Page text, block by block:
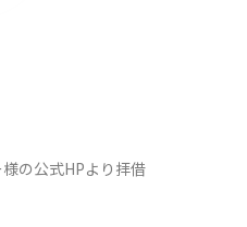
の公式HPより拝借